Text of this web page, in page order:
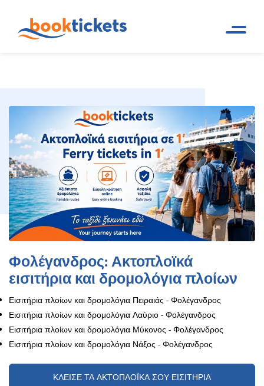
Εισιτήρια πλοίων δρομολόγια
Φολέγανδρος: Ακτοπλοϊκά
εισιτήρια και δρομολόγια πλοίων
Εισιτήρια πλοίων και δρομολόγια Πειραιάς - Φολέγανδρος
Εισιτήρια πλοίων και δρομολόγια Λαύριο - Φολέγανδρος
Εισιτήρια πλοίων και δρομολόγια Μύκονος - Φολέγανδρος
Εισιτήρια πλοίων και δρομολόγια Νάξος - Φολέγανδρος
ΚΛΕΙΣΕ ΤΑ ΑΚΤΟΠΛΟΪΚΑ ΣΟΥ ΕΙΣΙΤΗΡΙΑ